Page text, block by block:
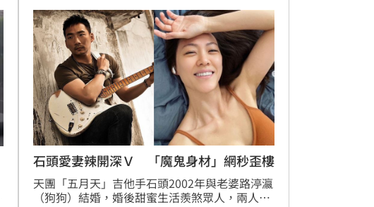
「網銀」講錯，當場讓禾浩辰笑瘋。
石頭愛妻辣開深Ｖ 「魔鬼身材」網秒歪樓
天團「五月天」吉他手石頭2002年與老婆路渟瀛
（狗狗）結婚，婚後甜蜜生活羨煞眾人，兩人育